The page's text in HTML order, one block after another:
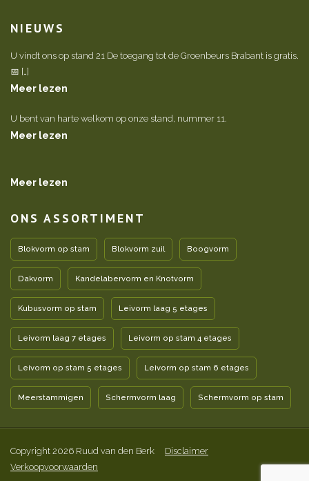
NIEUWS
U vindt ons op stand 21 De toegang tot de Groenbeurs Brabant is gratis.
📅 […]
Meer lezen
U bent van harte welkom op onze stand, nummer 11.
Meer lezen
Meer lezen
ONS ASSORTIMENT
Blokvorm op stam Blokvorm zuil Boogvorm
Dakvorm Kandelabervorm en Knotvorm
Kubusvorm op stam Leivorm laag 5 etages
Leivorm laag 7 etages Leivorm op stam 4 etages
Leivorm op stam 5 etages Leivorm op stam 6 etages
Meerstammigen Schermvorm laag Schermvorm op stam
Copyright 2026 Ruud van den Berk
Disclaimer
Verkoopvoorwaarden